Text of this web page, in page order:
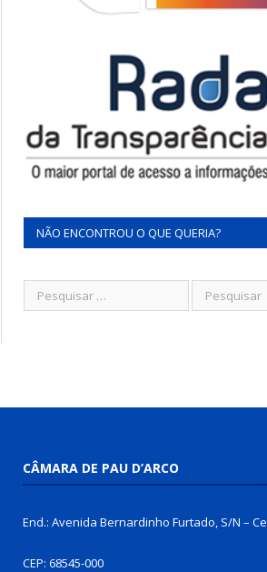
NÃO ENCONTROU O QUE QUERIA?
CÂMARA DE PAU D’ARCO
End.: Avenida Bernardinho Furtado, S/N –
CEP: 68545-000